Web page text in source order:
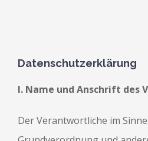
Datenschutzerklärung
I. Name und Anschrift des
Der Verantwortliche im